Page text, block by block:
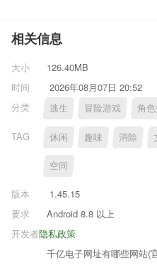
相关信息
大小
126.40MB
时间
2026年08月07日 20:52
分类
逃生 冒险游戏 角
TAG 休闲 趣味 消除
空间
版本
1.45.15
要求
Android 8.8 以上
隐私政策
开发者
千亿电子网址有哪些网站(